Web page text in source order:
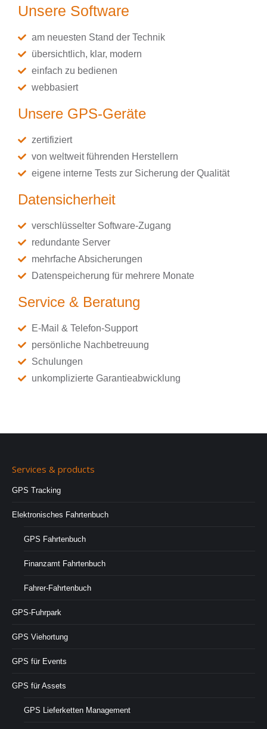
Unsere Software
am neuesten Stand der Technik
übersichtlich, klar, modern
einfach zu bedienen
webbasiert
Unsere GPS-Geräte
zertifiziert
von weltweit führenden Herstellern
eigene interne Tests zur Sicherung der Qualität
Datensicherheit
verschlüsselter Software-Zugang
redundante Server
mehrfache Absicherungen
Datenspeicherung für mehrere Monate
Service & Beratung
E-Mail & Telefon-Support
persönliche Nachbetreuung
Schulungen
unkomplizierte Garantieabwicklung
Services & products
GPS Tracking
Elektronisches Fahrtenbuch
GPS Fahrtenbuch
Finanzamt Fahrtenbuch
Fahrer-Fahrtenbuch
GPS-Fuhrpark
GPS Viehortung
GPS für Events
GPS für Assets
GPS Lieferketten Management